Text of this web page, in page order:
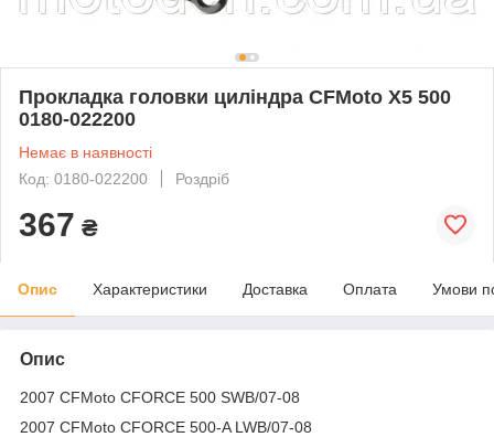
Прокладка головки циліндра CFMoto X5 500
0180-022200
Немає в наявності
Код: 0180-022200
Роздріб
367 ₴
Опис Характеристики Доставка Оплата Умови
Опис
2007 CFMoto CFORCE 500 SWB/07-08
2007 CFMoto CFORCE 500-A LWB/07-08